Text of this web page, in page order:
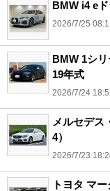
BMW i4 e
2026/7/25
BMW 1シ
19年式
2026/7/24
メルセデス
4）
2026/7/23
トヨタ マ